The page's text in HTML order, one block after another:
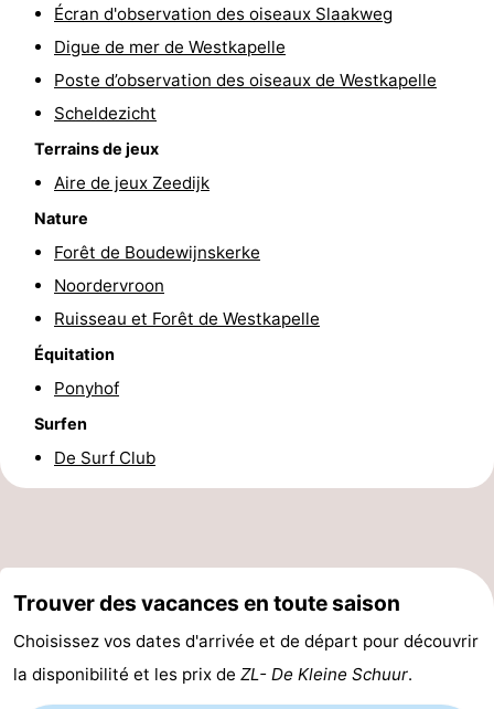
Route
Médicales
Région
Schouwen-
Duiveland
Renesse
Brouwershaven
Bruinisse
-
Oosterschelde
Burgh
Haamstede
-
Nature
Walcheren
Écran d'observation des oiseaux Slaakweg
Digue de mer de Westkapelle
Poste d’observation des oiseaux de Westkapelle
Scheldezicht
Terrains de jeux
Aire de jeux Zeedijk
Nature
Forêt de Boudewijnskerke
Noordervroon
Ruisseau et Forêt de Westkapelle
Équitation
Ponyhof
Surfen
De Surf Club
Trouver des vacances en toute saison
Choisissez vos dates d'arrivée et de départ pour découvrir
la disponibilité et les prix de ZL- De Kleine Schuur.